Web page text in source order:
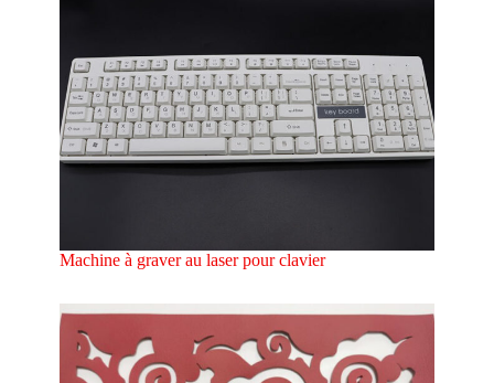
Machine à graver au laser pour clavier